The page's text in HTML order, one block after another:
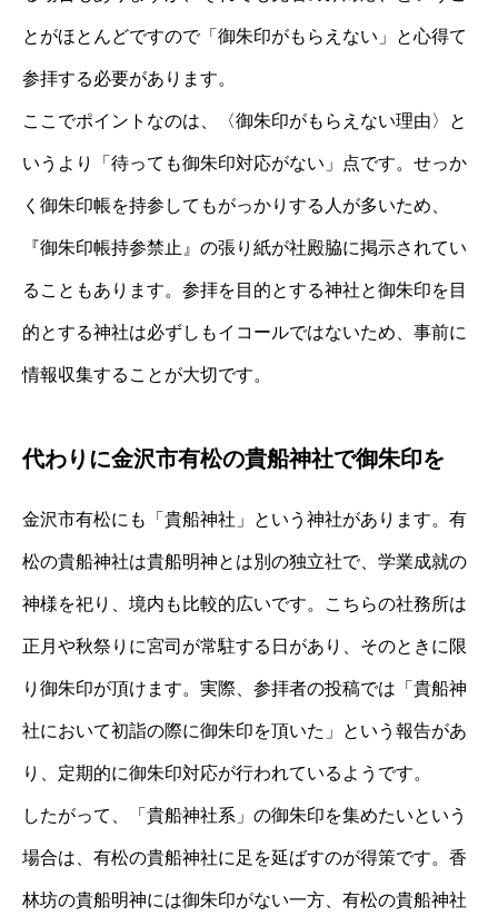
とがほとんどですので「御朱印がもらえない」と心得て
参拝する必要があります。
ここでポイントなのは、〈御朱印がもらえない理由〉と
いうより「待っても御朱印対応がない」点です。せっか
く御朱印帳を持参してもがっかりする人が多いため、
『御朱印帳持参禁止』の張り紙が社殿脇に掲示されてい
ることもあります。参拝を目的とする神社と御朱印を目
的とする神社は必ずしもイコールではないため、事前に
情報収集することが大切です。
代わりに金沢市有松の貴船神社で御朱印を
金沢市有松にも「貴船神社」という神社があります。有
松の貴船神社は貴船明神とは別の独立社で、学業成就の
神様を祀り、境内も比較的広いです。こちらの社務所は
正月や秋祭りに宮司が常駐する日があり、そのときに限
り御朱印が頂けます。実際、参拝者の投稿では「貴船神
社において初詣の際に御朱印を頂いた」という報告があ
り、定期的に御朱印対応が行われているようです。
したがって、「貴船神社系」の御朱印を集めたいという
場合は、有松の貴船神社に足を延ばすのが得策です。香
林坊の貴船明神には御朱印がない一方、有松の貴船神社